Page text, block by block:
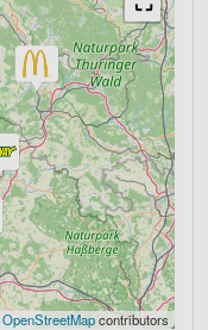
OpenStreetMapcontributors